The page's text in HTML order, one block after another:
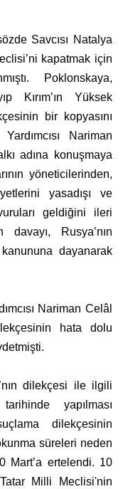
Savcısı Natalya
kapatmak için
Poklonskaya,
Kırım’ın Yüksek
bir kopyasını
Nariman
adına konuşmaya
yöneticilerinden,
yasadışı ve
geldiğini ileri
Rusya’nın
kanununa dayanarak
Nariman Celâl
hata dolu
dilekçesi ile ilgili
yapılması
dilekçesinin
süreleri neden
Mart’a ertelendi. 10
Tatar Milli Meclisi'nin